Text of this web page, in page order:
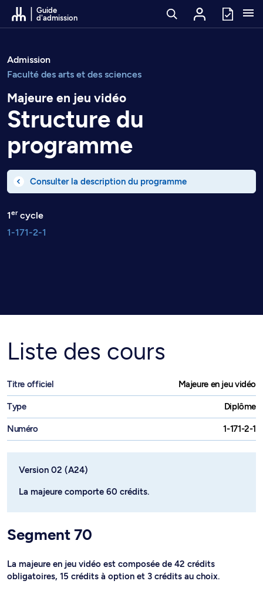
Passer au contenu
Guide
d'admission
Admission
Faculté des arts et des sciences
Majeure en jeu vidéo
Structure du
programme
Consulter la description du programme
1ercycle
1-171-2-1
Liste des cours
Titre officiel Majeure en jeu vidéo
Type Diplôme
Numéro 1-171-2-1
Version 02 (A24)
La majeure comporte 60 crédits.
Segment 70
La majeure en jeu vidéo est composée de 42 crédits
obligatoires, 15 crédits à option et 3 crédits au choix.